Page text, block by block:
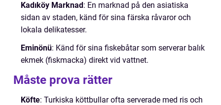
Kadıköy Marknad: En marknad på den asiatiska
sidan av staden, känd för sina färska råvaror och
lokala delikatesser.
Eminönü: Känd för sina fiskebåtar som serverar balık
ekmek (fiskmacka) direkt vid vattnet.
Måste prova rätter
Köfte: Turkiska köttbullar ofta serverade med ris och